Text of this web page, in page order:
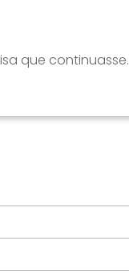
que continuasse.